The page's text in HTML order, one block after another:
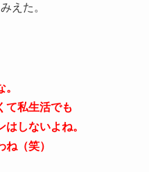
えた。
て私生活でも
しないよね。
（笑）